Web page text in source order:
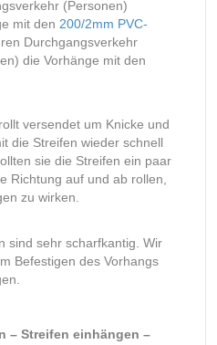
(Personen)
mit den 200/2mm PVC-
Durchgangsverkehr
die Vorhänge mit den
versendet um Knicke und
die Streifen wieder schnell
sie die Streifen ein paar
Richtung auf und ab rollen,
zu wirken.
sind sehr scharfkantig. Wir
Befestigen des Vorhangs
– Streifen einhängen –